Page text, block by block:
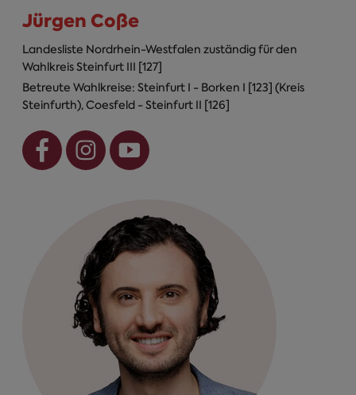
Jürgen Coße
Landesliste Nordrhein-Westfalen zuständig für den
Wahlkreis Steinfurt III [127]
Betreute Wahlkreise: Steinfurt I - Borken I [123] (Kreis
Steinfurth), Coesfeld - Steinfurt II [126]